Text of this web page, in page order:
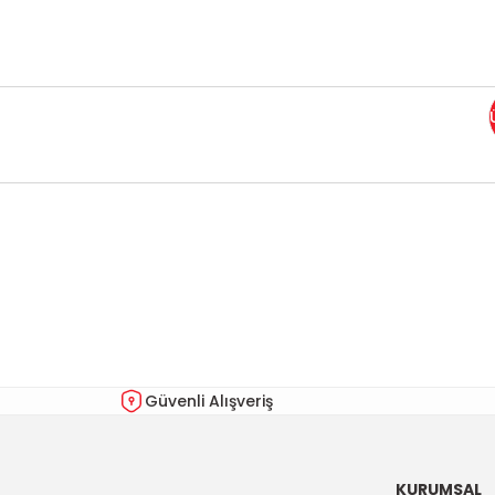
Ürün fiyatı diğer sitelerden daha pahalı.
Güvenli Alışveriş
KURUMSAL